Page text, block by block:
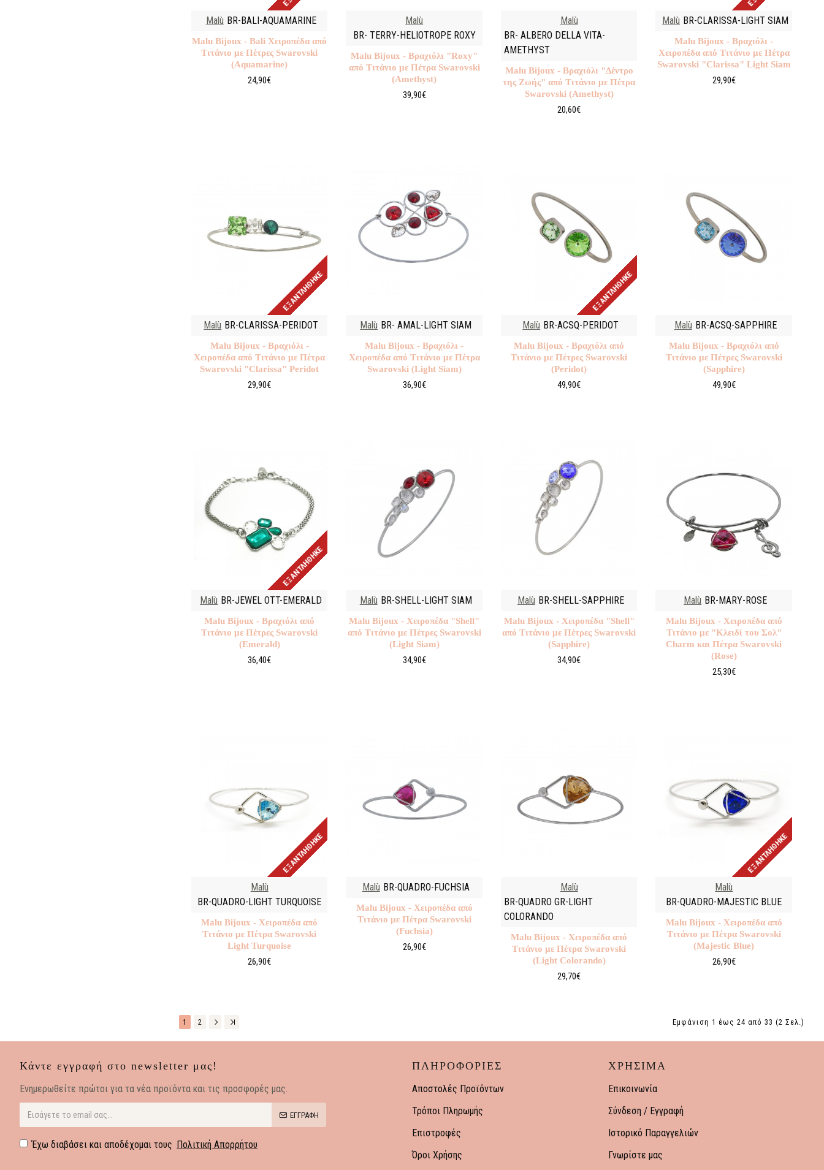
Malù BR-BALI-AQUAMARINE
Malu Βijoux - Bali Χειροπέδα από
Τιτάνιο με Πέτρες Swarovski
(Αquamarine)
24,90€
Malù
BR- TERRY-HELIOTROPE ROXY
Malu Βijoux - Βραχιόλι "Roxy"
από Τιτάνιο με Πέτρα Swarovski
(Amethyst)
39,90€
Malù
BR- ALBERO DELLA VITA-
AMETHYST
Malu Βijoux - Βραχιόλι "Δέντρο
της Ζωής" από Τιτάνιο με Πέτρα
Swarovski (Amethyst)
20,60€
Malù BR-CLARISSA-LIGHT SIAM
Malu Βijoux - Βραχιόλι -
Χειροπέδα από Τιτάνιο με Πέτρα
Swarovski "Clarissa" Light Siam
29,90€
ΕΞΑΝΤΛΉΘΗΚΕ
Malù BR-CLARISSA-PERIDOT
Malu Βijoux - Βραχιόλι -
Χειροπέδα από Τιτάνιο με Πέτρα
Swarovski "Clarissa" Peridot
29,90€
Malù BR- AMAL-LIGHT SIAM
Malu Βijoux - Βραχιόλι -
Χειροπέδα από Τιτάνιο με Πέτρα
Swarovski (Light Siam)
36,90€
ΕΞΑΝΤΛΉΘΗΚΕ
Malù BR-ACSQ-PERIDOT
Malu Βijoux - Βραχιόλι από
Τιτάνιο με Πέτρες Swarovski
(Peridot)
49,90€
Malù BR-ACSQ-SAPPHIRE
Malu Βijoux - Βραχιόλι από
Τιτάνιο με Πέτρες Swarovski
(Sapphire)
49,90€
ΕΞΑΝΤΛΉΘΗΚΕ
Malù BR-JEWEL OTT-EMERALD
Malu Βijoux - Βραχιόλι από
Τιτάνιο με Πέτρες Swarovski
(Εmerald)
36,40€
Malù BR-SHELL-LIGHT SIAM
Malu Βijoux - Χειροπέδα "Shell"
από Τιτάνιο με Πέτρες Swarovski
(Light Siam)
34,90€
Malù BR-SHELL-SAPPHIRE
Malu Βijoux - Χειροπέδα "Shell"
από Τιτάνιο με Πέτρες Swarovski
(Sapphire)
34,90€
Malù BR-MARY-ROSE
Malu Βijoux - Χειροπέδα από
Τιτάνιο με "Κλειδί του Σολ"
Charm και Πέτρα Swarovski
(Rose)
25,30€
ΕΞΑΝΤΛΉΘΗΚΕ
Malù
BR-QUADRO-LIGHT TURQUOISE
Malu Βijoux - Χειροπέδα από
Τιτάνιο με Πέτρα Swarovski
Light Turquoise
26,90€
Malù BR-QUADRO-FUCHSIA
Malu Βijoux - Χειροπέδα από
Τιτάνιο με Πέτρα Swarovski
(Fuchsia)
26,90€
Malù
BR-QUADRO GR-LIGHT
COLORANDO
Malu Βijoux - Χειροπέδα από
Τιτάνιο με Πέτρα Swarovski
(Light Colorando)
29,70€
ΕΞΑΝΤΛΉΘΗΚΕ
Malù
BR-QUADRO-MAJESTIC BLUE
Malu Βijoux - Χειροπέδα από
Τιτάνιο με Πέτρα Swarovski
(Majestic Blue)
26,90€
1 2 Εμφάνιση 1 έως 24 από 33 (2 Σελ.)
Κάντε εγγραφή στο newsletter μας!
Eνημερωθείτε πρώτοι για τα νέα προϊόντα και τις προσφορές μας.
ΕΓΓΡΑΦΗ
Έχω διαβάσει και αποδέχομαι τους Πολιτική Απορρήτου
ΠΛΗΡΟΦΟΡΙΕΣ
Αποστολές Προϊόντων
Τρόποι Πληρωμής
Επιστροφές
Όροι Χρήσης
ΧΡΗΣΙΜΑ
Επικοινωνία
Σύνδεση / Εγγραφή
Ιστορικό Παραγγελιών
Γνωρίστε μας